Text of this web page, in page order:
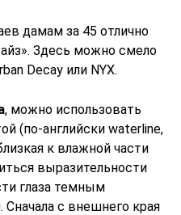
дамам за 45 отлично
Здесь можно смело
Decay или NYX.
, можно использовать
(по-английски waterline,
к влажной части
выразительности
глаза темным
с внешнего края